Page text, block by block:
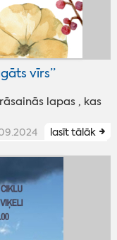
vīrs’’
lapas , kas
lasīt tālāk